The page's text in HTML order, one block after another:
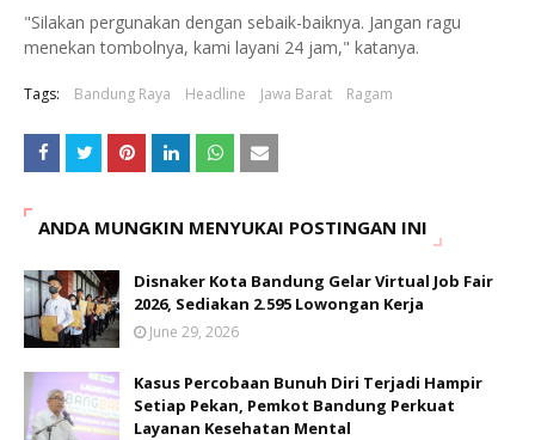
"Silakan pergunakan dengan sebaik-baiknya. Jangan ragu
menekan tombolnya, kami layani 24 jam," katanya.
Tags: Bandung Raya Headline Jawa Barat Ragam
ANDA MUNGKIN MENYUKAI POSTINGAN INI
Disnaker Kota Bandung Gelar Virtual Job Fair
2026, Sediakan 2.595 Lowongan Kerja
June 29, 2026
Kasus Percobaan Bunuh Diri Terjadi Hampir
Setiap Pekan, Pemkot Bandung Perkuat
Layanan Kesehatan Mental